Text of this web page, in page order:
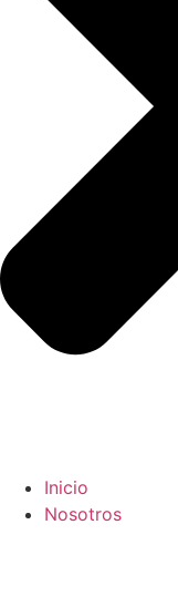
Inicio
Nosotros